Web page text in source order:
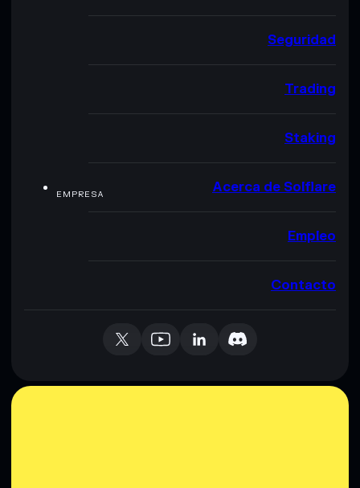
Seguridad
Trading
Staking
EMPRESA Acerca de Solflare
Empleo
Contacto